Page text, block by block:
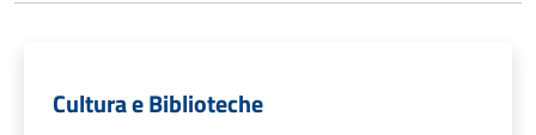
Cultura e Biblioteche